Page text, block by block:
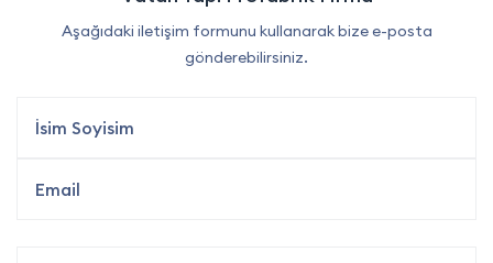
Aşağıdaki iletişim formunu kullanarak bize e-posta
gönderebilirsiniz.